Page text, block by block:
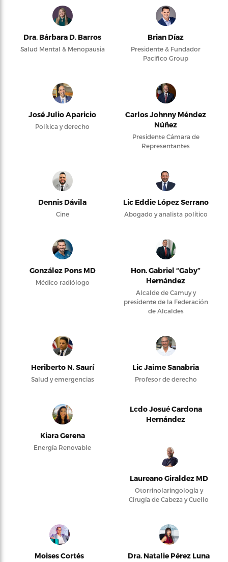
Dra. Bárbara D. Barros
Salud Mental & Menopausia
Brian Díaz
Presidente & Fundador
Pacifico Group
José Julio Aparicio
Política y derecho
Carlos Johnny Méndez
Núñez
Presidente Cámara de
Representantes
Dennis Dávila
Cine
Lic Eddie López Serrano
Abogado y analista político
González Pons MD
Médico radiólogo
Hon. Gabriel “Gaby”
Hernández
Alcalde de Camuy y
presidente de la Federación
de Alcaldes
Heriberto N. Saurí
Salud y emergencias
Lic Jaime Sanabria
Profesor de derecho
Kiara Gerena
Energía Renovable
Lcdo Josué Cardona
Hernández
Laureano Giraldez MD
Otorrinolaringología y
Cirugía de Cabeza y Cuello
Moises Cortés Dra. Natalie Pérez Luna